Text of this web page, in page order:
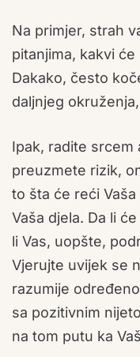
Na primjer, strah
pitanjima, kakvi
Dakako, često
daljnjeg
Ipak, radite srcem
preuzmete rizik,
to šta će reći
Vaša djela. Da li
li Vas, uopšte,
Vjerujte uvijek se
razumije
sa pozitivnim
na tom putu ka